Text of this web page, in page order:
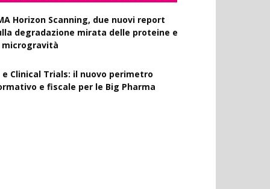
Horizon Scanning, due nuovi report
degradazione mirata delle proteine e
microgravità
e Clinical Trials: il nuovo perimetro
e fiscale per le Big Pharma